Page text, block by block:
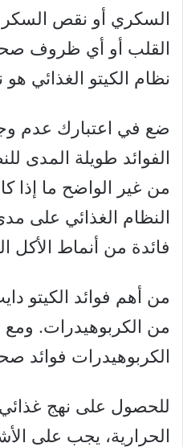
السكري أو نقص
القلب أو أي ظروف
نظام الكيتو الغذائي
ضع في اعتبارك عدم
الفوائد طويلة المدى
من غير الواضح ما إذا
النظام الغذائي على
فائدة من أنماط الأكل
من أهم فوائد الكيتو
من الكربوهيدرات.
الكربوهيدرات فوائد
للحصول على نهج
الحرارية، يجب على